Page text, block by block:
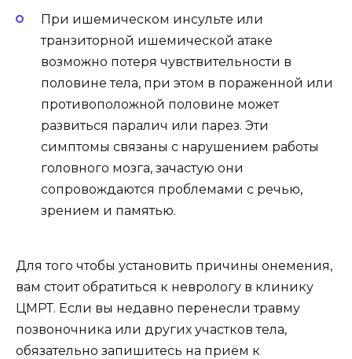
При ишемическом инсульте или
транзиторной ишемической атаке
возможно потеря чувствительности в
половине тела, при этом в пораженной или
противоположной половине может
развиться паралич или парез. Эти
симптомы связаны с нарушением работы
головного мозга, зачастую они
сопровождаются проблемами с речью,
зрением и памятью.
Для того чтобы установить причины онемения,
вам стоит обратиться к неврологу в клинику
ЦМРТ. Если вы недавно перенесли травму
позвоночника или других участков тела,
обязательно запишитесь на приём к